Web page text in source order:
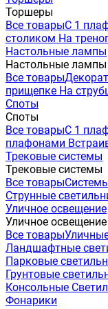
Торшеры
Все товарыС 1
столиком На
Настольные лампы
Настольные лампы
Все товары
прищепке На
Споты
Споты
Все товарыС 1
плафонами
Трековые системы
Трековые системы
Все товары
Струнные
Уличное освещение
Уличное освещение
Все товары
Ландшафтные
Парковые
Грунтовые
Консольные
Фонарики